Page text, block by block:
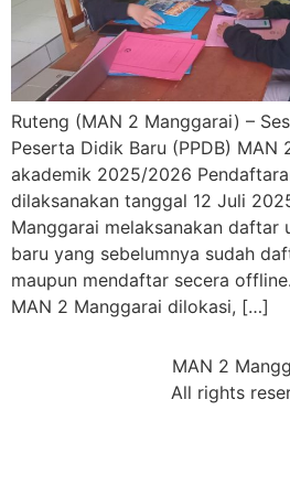
Ruteng (MAN 2 Manggarai) –
Peserta Didik Baru (PPDB) MAN
akademik 2025/2026
dilaksanakan tanggal 12 Juli
Manggarai melaksanakan daftar
baru yang sebelumnya sudah
maupun mendaftar secera
MAN 2 Manggarai dilokasi, […]
MAN 2
All rights